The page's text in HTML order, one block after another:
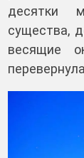
десятки
существа,
весящие